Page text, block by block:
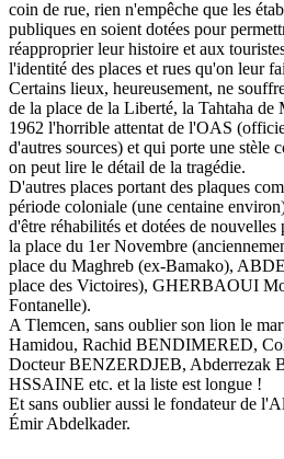
coin de rue, rien n'empêche que les
publiques en soient dotées pour
réapproprier leur histoire et aux
l'identité des places et rues qu'on leur
Certains lieux, heureusement, ne
de la place de la Liberté, la Tahtaha de
1962 l'horrible attentat de l'OAS
d'autres sources) et qui porte une stèle
on peut lire le détail de la tragédie.
D'autres places portant des plaques
période coloniale (une centaine
d'être réhabilités et dotées de nouvelles
la place du 1er Novembre
place du Maghreb (ex-Bamako),
place des Victoires), GHERBAOUI
Fontanelle).
A Tlemcen, sans oublier son lion le
Hamidou, Rachid BENDIMERED,
Docteur BENZERDJEB, Abderrezak
HSSAINE etc. et la liste est longue !
Et sans oublier aussi le fondateur de
Émir Abdelkader.